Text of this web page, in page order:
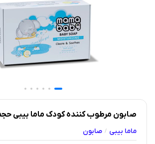
صابون مرطوب کننده کودک ماما بیبی حجم 100
ماما بیبی / صابون